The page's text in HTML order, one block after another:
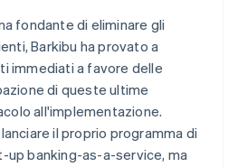
fondante di eliminare gli
Barkibu ha provato a
immediati a favore delle
di queste ultime
all'implementazione.
il proprio programma di
banking-as-a-service, ma